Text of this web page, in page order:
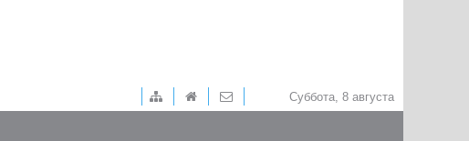
Суббота, 8 августа